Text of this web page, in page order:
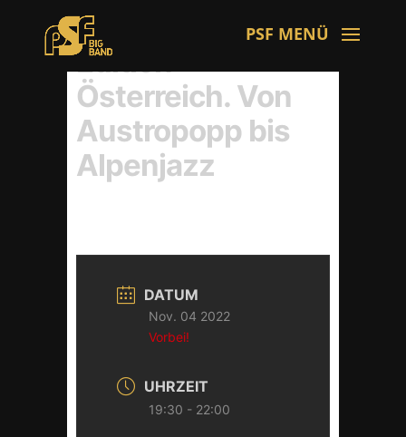
Edition
Österreich. Von
Austropopp bis
Alpenjazz
DATUM
Nov. 04 2022
Vorbei!
UHRZEIT
19:30 - 22:00